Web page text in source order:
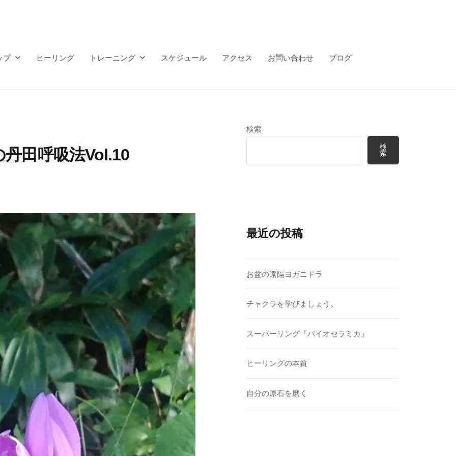
プ ヒーリング トレーニング スケジュール アクセス お問い合わせ ブログ
田呼吸法Vol.10
検索
検
索
最近の投稿
お盆の遠隔ヨガニドラ
チャクラを学びましょう。
スーパーリング『バイオセラミカ』
ヒーリングの本質
自分の原石を磨く